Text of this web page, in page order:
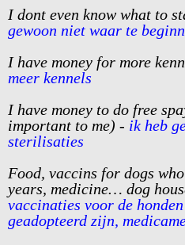
I dont even know what to
gewoon niet waar te
I have money for more
meer kennels
I have money to do free
important to me) - ik heb
sterilisaties
Food, vaccins for dogs
years, medicine… dog
vaccinaties voor de
geadopteerd zijn,